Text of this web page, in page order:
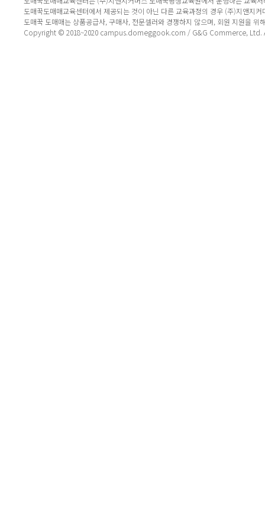
도매꾹도매매교육센터에서 제공되는 것이 아닌 다른 교육과정의 경우 (주)지앤지
도매꾹 도매매는 상품공급사, 구매사, 전문셀러와 경쟁하지 않으며, 회원 지원을 위
Copyright © 2018~2020 campus.domeggook.com / G&G Commerce, Ltd.